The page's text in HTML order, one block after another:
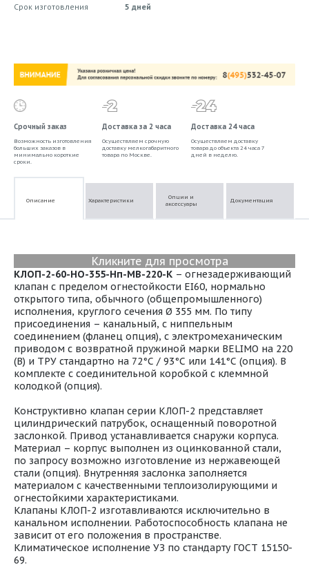
Срок изготовления
5 дней
Срочный заказ
Возможность изготовления
больших заказов в
минимально короткие
сроки.
Доставка за 2 часа
Осуществляем срочную
доставку мелкогабаритного
товара по Москве.
Доставка 24 часа
Осуществляем доставку
товара до объекта 24 часа 7
дней в неделю.
Описание Характеристики
Опции и
аксессуары
Документация
Кликните для просмотра
КЛОП-2-60-НО-355-Нп-МВ-220-К – огнезадерживающий
клапан с пределом огнестойкости EI60, нормально
открытого типа, обычного (общепромышленного)
исполнения, круглого сечения Ø 355 мм. По типу
присоединения – канальный, с ниппельным
соединением (фланец опция), с электромеханическим
приводом с возвратной пружиной марки BELIMO на 220
(В) и ТРУ стандартно на 72°С / 93°С или 141°С (опция). В
комплекте с соединительной коробкой с клеммной
колодкой (опция).
Конструктивно клапан серии КЛОП-2 представляет
цилиндрический патрубок, оснащенный поворотной
заслонкой. Привод устанавливается снаружи корпуса.
Материал – корпус выполнен из оцинкованной стали,
по запросу возможно изготовление из нержавеющей
стали (опция). Внутренняя заслонка заполняется
материалом с качественными теплоизолирующими и
огнестойкими характеристиками.
Клапаны КЛОП-2 изготавливаются исключительно в
канальном исполнении. Работоспособность клапана не
зависит от его положения в пространстве.
Климатическое исполнение УЗ по стандарту ГОСТ 15150-
69.